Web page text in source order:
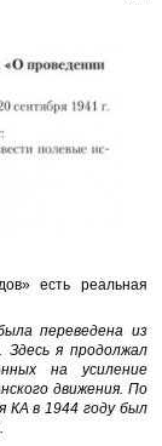
есть реальная
переведена из
Здесь я продолжал
на усиление
движения. По
КА в 1944 году был